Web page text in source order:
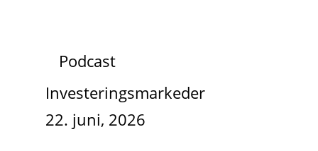
Podcast
Investeringsmarkeder
22. juni, 2026